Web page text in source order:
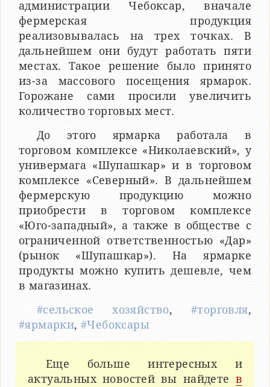
администрации Чебоксар, вначале
фермерская продукция
реализовывалась на трех точках. В
дальнейшем они будут работать пяти
местах. Такое решение было принято
из-за массового посещения ярмарок.
Горожане сами просили увеличить
количество торговых мест.
До этого ярмарка работала в
торговом комплексе «Николаевский», у
универмага «Шупашкар» и в торговом
комплексе «Северный». В дальнейшем
фермерскую продукцию можно
приобрести в торговом комплексе
«Юго-западный», а также в обществе с
ограниченной ответственностью «Дар»
(рынок «Шупашкар»). На ярмарке
продукты можно купить дешевле, чем
в магазинах.
#сельское хозяйство, #торговля,
#ярмарки,#Чебоксары
Еще больше интересных и
актуальных новостей вы найдете в